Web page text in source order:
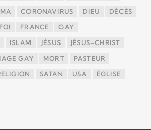
CORONAVIRUS DIEU DÉCÈS
FOI FRANCE GAY
ISLAM JÉSUS JÉSUS-CHRIST
GAY MORT PASTEUR
SATAN USA ÉGLISE